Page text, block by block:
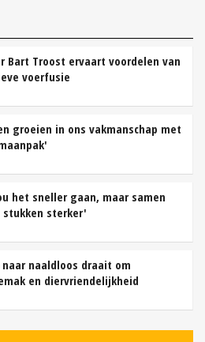
Bart Troost ervaart voordelen van
voerfusie
groeien in ons vakmanschap met
het sneller gaan, maar samen
stukken sterker'
naaldloos draait om
en diervriendelijkheid